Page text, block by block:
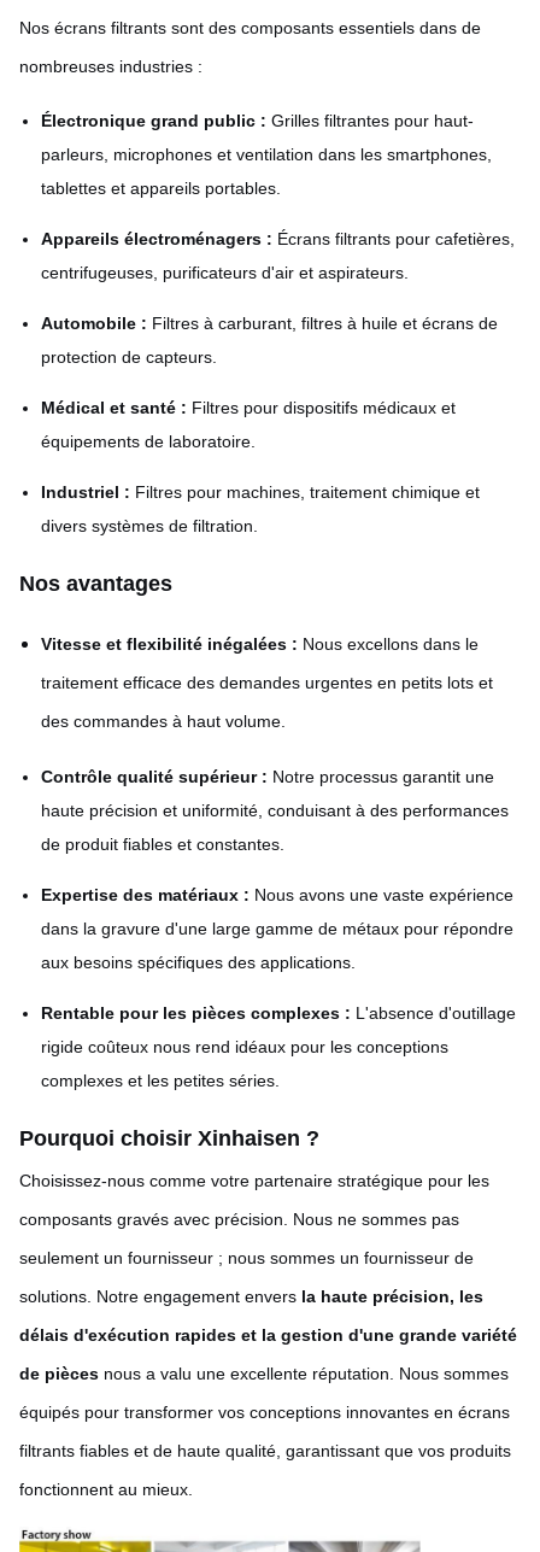
Nos écrans filtrants sont des composants essentiels dans de
nombreuses industries :
Électronique grand public : Grilles filtrantes pour haut-
parleurs, microphones et ventilation dans les smartphones,
tablettes et appareils portables.
Appareils électroménagers : Écrans filtrants pour cafetières,
centrifugeuses, purificateurs d'air et aspirateurs.
Automobile : Filtres à carburant, filtres à huile et écrans de
protection de capteurs.
Médical et santé : Filtres pour dispositifs médicaux et
équipements de laboratoire.
Industriel : Filtres pour machines, traitement chimique et
divers systèmes de filtration.
Nos avantages
Vitesse et flexibilité inégalées : Nous excellons dans le
traitement efficace des demandes urgentes en petits lots et
des commandes à haut volume.
Contrôle qualité supérieur : Notre processus garantit une
haute précision et uniformité, conduisant à des performances
de produit fiables et constantes.
Expertise des matériaux : Nous avons une vaste expérience
dans la gravure d'une large gamme de métaux pour répondre
aux besoins spécifiques des applications.
Rentable pour les pièces complexes : L'absence d'outillage
rigide coûteux nous rend idéaux pour les conceptions
complexes et les petites séries.
Pourquoi choisir Xinhaisen ?
Choisissez-nous comme votre partenaire stratégique pour les
composants gravés avec précision. Nous ne sommes pas
seulement un fournisseur ; nous sommes un fournisseur de
solutions. Notre engagement envers la haute précision, les
délais d'exécution rapides et la gestion d'une grande variété
de pièces nous a valu une excellente réputation. Nous sommes
équipés pour transformer vos conceptions innovantes en écrans
filtrants fiables et de haute qualité, garantissant que vos produits
fonctionnent au mieux.